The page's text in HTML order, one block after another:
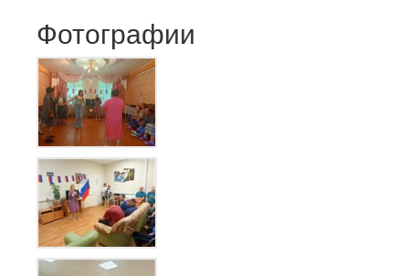
Фотографии